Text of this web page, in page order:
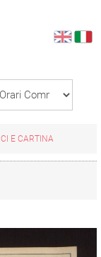
E CARTINA